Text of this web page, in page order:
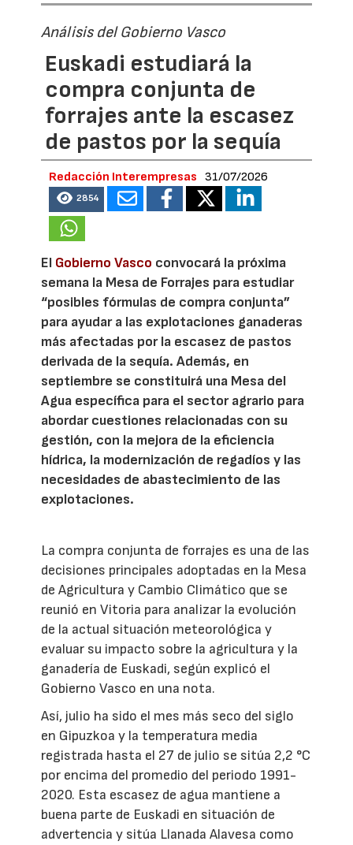
Análisis del Gobierno Vasco
Euskadi estudiará la
compra conjunta de
forrajes ante la escasez
de pastos por la sequía
Redacción Interempresas 31/07/2026
2854
El Gobierno Vasco convocará la próxima
semana la Mesa de Forrajes para estudiar
“posibles fórmulas de compra conjunta”
para ayudar a las explotaciones ganaderas
más afectadas por la escasez de pastos
derivada de la sequía. Además, en
septiembre se constituirá una Mesa del
Agua específica para el sector agrario para
abordar cuestiones relacionadas con su
gestión, con la mejora de la eficiencia
hídrica, la modernización de regadíos y las
necesidades de abastecimiento de las
explotaciones.
La compra conjunta de forrajes es una de las
decisiones principales adoptadas en la Mesa
de Agricultura y Cambio Climático que se
reunió en Vitoria para analizar la evolución
de la actual situación meteorológica y
evaluar su impacto sobre la agricultura y la
ganadería de Euskadi, según explicó el
Gobierno Vasco en una nota.
Así, julio ha sido el mes más seco del siglo
en Gipuzkoa y la temperatura media
registrada hasta el 27 de julio se sitúa 2,2 °C
por encima del promedio del periodo 1991-
2020. Esta escasez de agua mantiene a
buena parte de Euskadi en situación de
advertencia y sitúa Llanada Alavesa como